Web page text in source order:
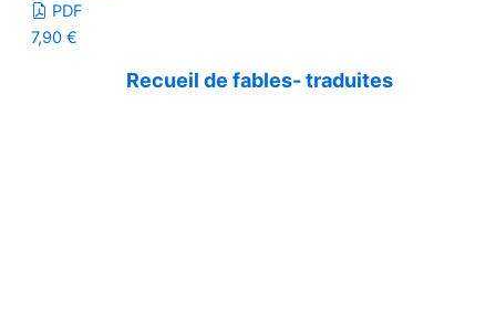
PDF
7,90 €
Recueil de fables- traduites